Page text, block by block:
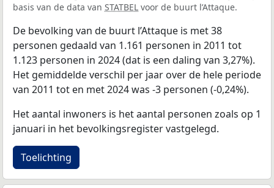
basis van de data van STATBEL voor de buurt l’Attaque.
De bevolking van de buurt l’Attaque is met 38
personen gedaald van 1.161 personen in 2011 tot
1.123 personen in 2024 (dat is een daling van 3,27%).
Het gemiddelde verschil per jaar over de hele periode
van 2011 tot en met 2024 was -3 personen (-0,24%).
Het aantal inwoners is het aantal personen zoals op 1
januari in het bevolkingsregister vastgelegd.
Toelichting